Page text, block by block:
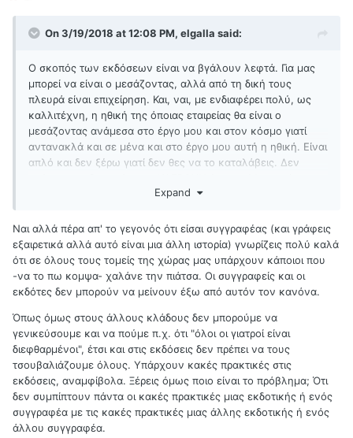
On 3/19/2018 at 12:08 PM, elgalla said:
Ο σκοπός των εκδόσεων είναι να βγάλουν λεφτά. Για μας
μπορεί να είναι ο μεσάζοντας, αλλά από τη δική τους
πλευρά είναι επιχείρηση. Και, ναι, με ενδιαφέρει πολύ, ως
καλλιτέχνη, η ηθική της όποιας εταιρείας θα είναι ο
μεσάζοντας ανάμεσα στο έργο μου και στον κόσμο γιατί
αντανακλά και σε μένα και στο έργο μου αυτή η ηθική. Είναι
απλό και δεν ξέρω γιατί δεν θες να το καταλάβεις. Δεν
τα κάνουν εξώφυλλα πειράζοντάς τα. Δεν ανέχομαι
χ αντίτυπα και μετά μπορείς να τα πουλήσεις και να βγάλεις
πίσω τα λεφτά σου". Δεν ανέχομαι εκδοτικούς που πουλάνε
παραμύθι σε κακούς συγγραφείς γιατί απλώς δεν τους
ενδιαφέρει καθόλου αν είναι καλοί ή κακοί. Δεν ανέχομαι
εκδοτικούς (ή συγγραφείς) που θάβουν άτομα και
αυτά που δεν ανέχομαι και πολύ (και δικαιολογημένο, κατά
την άποψή μου) θυμό έχω γιατί αυτές οι πρακτικές ΚΑΝΟΥΝ
ΚΑΚΟ. Στο είδος, στη λογοτεχνία, στους συγγραφείς που
νομίζουν ότι το βιβλίο τους εκδόθηκε γιατί ήταν καλό κι όχι
επειδή πλήρωσαν, στους άλλους συγγραφείς που χάνονται
μέσα στον οχετό σκουπιδαριού, παρόλο που έχουν γράψει
πραγματικά καλά βιβλία. Όχι, όχι, δεν θυμώνω απλώς.
Εξοργίζομαι. Γιατί πιστεύω στη σκηνή, πιστεύω σε αρκετούς
Expand
Ναι αλλά πέρα απ' το γεγονός ότι είσαι συγγραφέας (και γράφεις
εξαιρετικά αλλά αυτό είναι μια άλλη ιστορία) γνωρίζεις πολύ καλά
ότι σε όλους τους τομείς της χώρας μας υπάρχουν κάποιοι που
-να το πω κομψα- χαλάνε την πιάτσα. Οι συγγραφείς και οι
εκδότες δεν μπορούν να μείνουν έξω από αυτόν τον κανόνα.
Όπως όμως στους άλλους κλάδους δεν μπορούμε να
γενικεύσουμε και να πούμε π.χ. ότι "όλοι οι γιατροί είναι
διεφθαρμένοι", έτσι και στις εκδόσεις δεν πρέπει να τους
τσουβαλιάζουμε όλους. Υπάρχουν κακές πρακτικές στις
εκδόσεις, αναμφίβολα. Ξέρεις όμως ποιο είναι το πρόβλημα; Ότι
δεν συμπίπτουν πάντα οι κακές πρακτικές μιας εκδοτικής ή ενός
συγγραφέα με τις κακές πρακτικές μιας άλλης εκδοτικής ή ενός
άλλου συγγραφέα.